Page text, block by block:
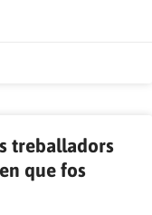
treballadors
que fos